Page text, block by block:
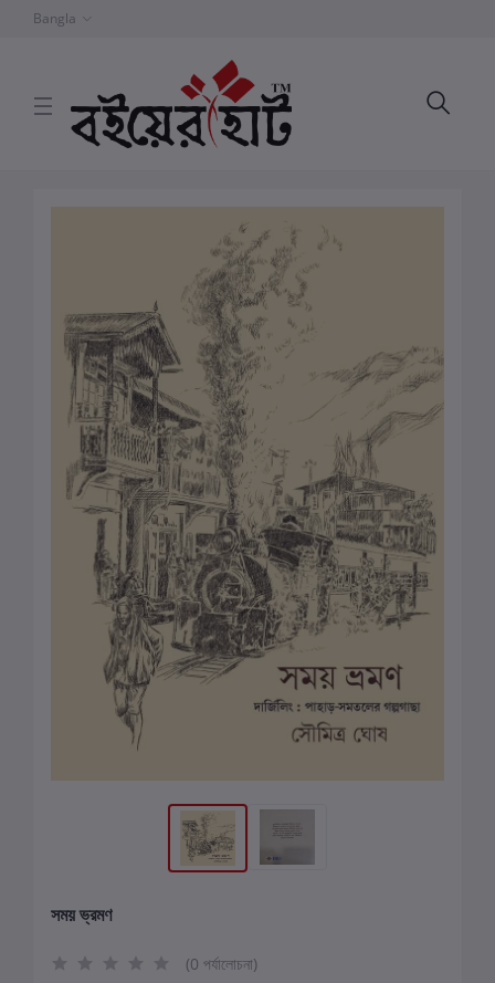
Bangla
সময় ভ্রমণ
(0 পর্যালোচনা)